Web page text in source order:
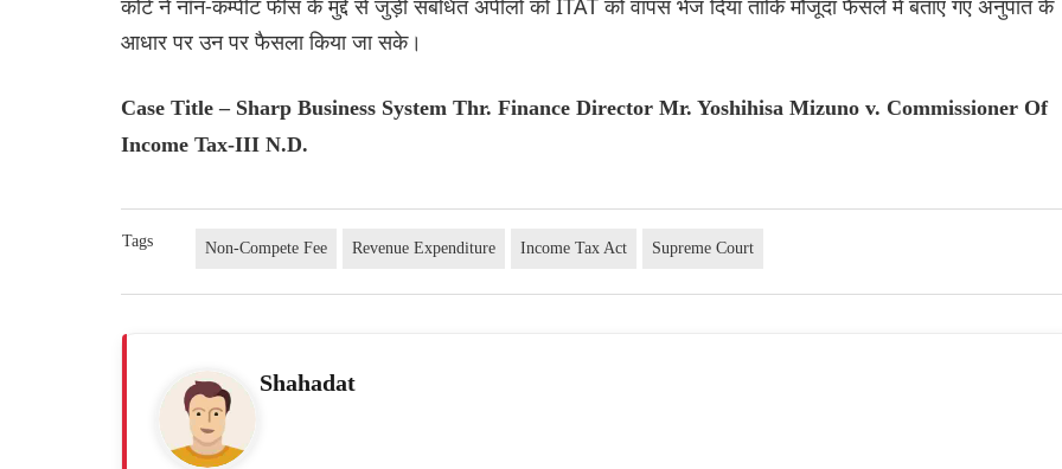
आधार पर उन पर फैसला किया जा सके।
Case Title – Sharp Business System Thr. Finance Director Mr. Yoshihisa Mizuno v. Commissioner Of
Income Tax-III N.D.
Tags Non-Compete Fee Revenue Expenditure Income Tax Act Supreme Court
Shahadat